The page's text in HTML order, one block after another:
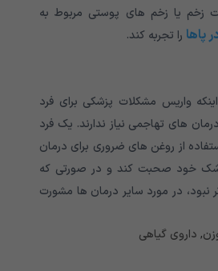
زخم یا زخم های پوستی مربوط به
پاها را تجربه کند.
واریس مشکلات پزشکی برای فرد
های تهاجمی نیاز ندارند. یک فرد
از روغن های ضروری برای درمان
خود صحبت کند و در صورتی که
در مورد سایر درمان ها مشورت
, داروی گیاهی